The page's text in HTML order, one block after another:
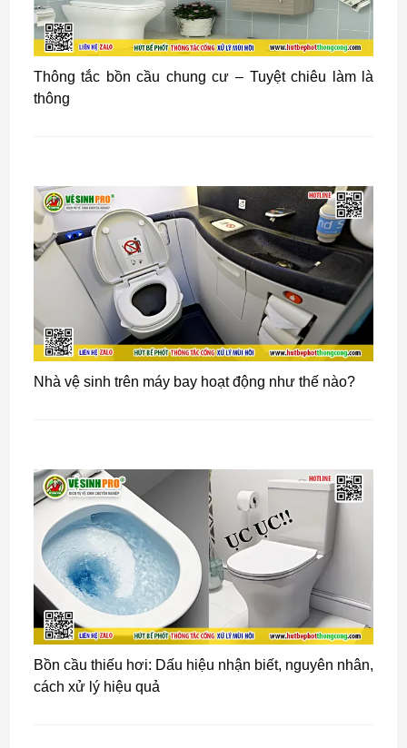
Thông tắc bồn cầu chung cư – Tuyệt chiêu làm là
thông
Nhà vệ sinh trên máy bay hoạt động như thế nào?
Bồn cầu thiếu hơi: Dấu hiệu nhận biết, nguyên nhân,
cách xử lý hiệu quả